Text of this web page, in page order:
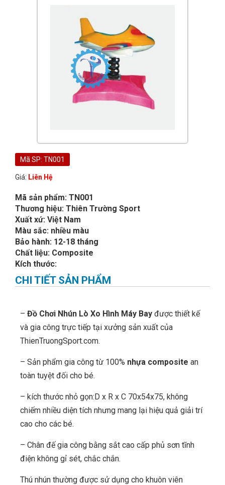
Mã SP: TN001
Giá: Liên Hệ
Mã sản phẩm: TN001
Thương hiệu: Thiên Trường Sport
Xuất xứ: Việt Nam
Màu sắc: nhiều màu
Bảo hành: 12-18 tháng
Chất liệu: Composite
Kích thước:
CHI TIẾT SẢN PHẨM
– Đồ Chơi Nhún Lò Xo Hình Máy Bay được thiết kế
và gia công trực tiếp tại xưởng sản xuất của
ThienTruongSport.com.
– Sản phẩm gia công từ 100% nhựa composite an
toàn tuyệt đối cho bé.
– kích thước nhỏ gọn:D x R x C 70x54x75, không
chiếm nhiều diện tích nhưng mang lại hiệu quả giải trí
cao cho các bé.
– Chân đế gia công bằng sắt cao cấp phủ sơn tĩnh
điện không gỉ sét, chắc chắn.
Thú nhún thường được sử dụng cho khuôn viên